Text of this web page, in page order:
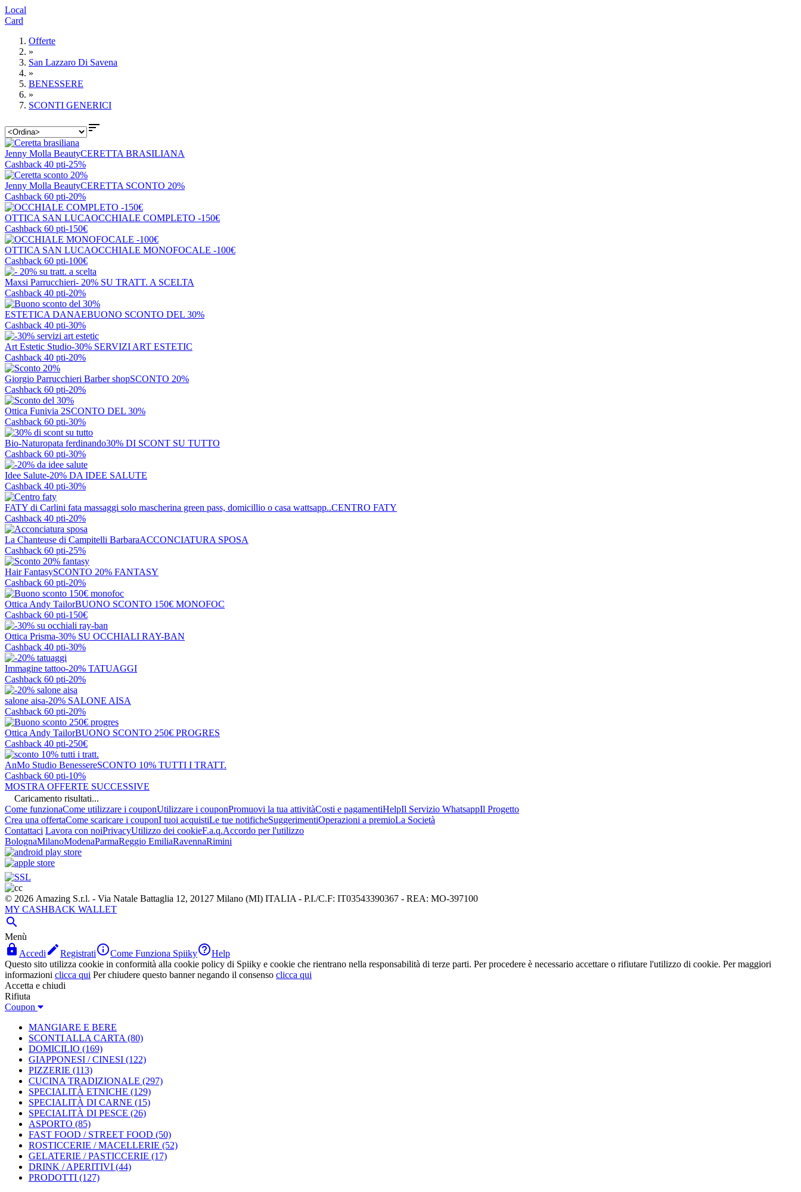
Local
Card
Offerte
»
San Lazzaro Di Savena
»
BENESSERE
»
SCONTI GENERICI

Jenny Molla BeautyCERETTA BRASILIANA
Cashback 40 pti-25%
Jenny Molla BeautyCERETTA SCONTO 20%
Cashback 60 pti-20%
OTTICA SAN LUCAOCCHIALE COMPLETO -150€
Cashback 60 pti-150€
OTTICA SAN LUCAOCCHIALE MONOFOCALE -100€
Cashback 60 pti-100€
Maxsi Parrucchieri- 20% SU TRATT. A SCELTA
Cashback 40 pti-20%
ESTETICA DANAEBUONO SCONTO DEL 30%
Cashback 40 pti-30%
Art Estetic Studio-30% SERVIZI ART ESTETIC
Cashback 40 pti-20%
Giorgio Parrucchieri Barber shopSCONTO 20%
Cashback 60 pti-20%
Ottica Funivia 2SCONTO DEL 30%
Cashback 60 pti-30%
Bio-Naturopata ferdinando30% DI SCONT SU TUTTO
Cashback 60 pti-30%
Idee Salute-20% DA IDEE SALUTE
Cashback 40 pti-30%
FATY di Carlini fata massaggi solo mascherina green pass, domicillio o casa wattsapp..CENTRO FATY
Cashback 40 pti-20%
La Chanteuse di Campitelli BarbaraACCONCIATURA SPOSA
Cashback 60 pti-25%
Hair FantasySCONTO 20% FANTASY
Cashback 60 pti-20%
Ottica Andy TailorBUONO SCONTO 150€ MONOFOC
Cashback 60 pti-150€
Ottica Prisma-30% SU OCCHIALI RAY-BAN
Cashback 40 pti-30%
Immagine tattoo-20% TATUAGGI
Cashback 60 pti-20%
salone aisa-20% SALONE AISA
Cashback 60 pti-20%
Ottica Andy TailorBUONO SCONTO 250€ PROGRES
Cashback 40 pti-250€
AnMo Studio BenessereSCONTO 10% TUTTI I TRATT.
Cashback 60 pti-10%
MOSTRA OFFERTE SUCCESSIVE
Caricamento risultati...
Come funzionaCome utilizzare i couponUtilizzare i couponPromuovi la tua attivitàCosti e pagamentiHelpIl Servizio WhatsappIl Progetto
Crea una offertaCome scaricare i couponI tuoi acquistiLe tue notificheSuggerimentiOperazioni a premioLa Società
Contattaci Lavora con noiPrivacyUtilizzo dei cookieF.a.q.Accordo per l'utilizzo
BolognaMilanoModenaParmaReggio EmiliaRavennaRimini
© 2026 Amazing S.r.l. - Via Natale Battaglia 12, 20127 Milano (MI) ITALIA - P.I./C.F: IT03543390367 - REA: MO-397100
MY CASHBACK WALLET

Menù
 Accedi RegistratiCome Funziona SpiikyHelp
Questo sito utilizza cookie in conformità alla cookie policy di Spiiky e cookie che rientrano nella responsabilità di terze parti. Per procedere è necessario accettare o rifiutare l'utilizzo di cookie. Per maggiori
informazioni clicca qui Per chiudere questo banner negando il consenso clicca qui
Accetta e chiudi
Rifiuta
Coupon
MANGIARE E BERE
SCONTI ALLA CARTA (80)
DOMICILIO (169)
GIAPPONESI / CINESI (122)
PIZZERIE (113)
CUCINA TRADIZIONALE (297)
SPECIALITÀ ETNICHE (129)
SPECIALITÀ DI CARNE (15)
SPECIALITÀ DI PESCE (26)
ASPORTO (85)
FAST FOOD / STREET FOOD (50)
ROSTICCERIE / MACELLERIE (52)
GELATERIE / PASTICCERIE (17)
DRINK / APERITIVI (44)
PRODOTTI (127)